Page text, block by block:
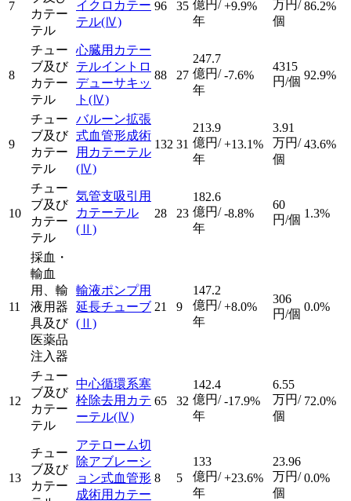
7
カテー
テル
イクロカテー
テル(Ⅳ)
96 35 億円/
年
+9.9%
万円/
個
86.2%
8
チュー
ブ及び
カテー
テル
心臓用カテー
テルイントロ
デューサキッ
ト (Ⅳ)
88 27
247.7
億円/
年
-7.6%
4315
円/個 92.9%
9
チュー
ブ及び
カテー
テル
バルーン拡張
式血管形成術
用カテーテル
(Ⅳ)
132 31
213.9
億円/
年
+13.1%
3.91
万円/
個
43.6%
10
チュー
ブ及び
カテー
テル
気管支吸引用
カテーテル
(Ⅱ)
28 23
182.6
億円/
年
-8.8%
60
円/個 1.3%
11
採血・
輸血
用、輸
液用器
具及び
医薬品
注入器
輸液ポンプ用
延長チューブ
(Ⅱ)
21 9
147.2
億円/
年
+8.0%
306
円/個
0.0%
12
チュー
ブ及び
カテー
テル
中心循環系塞
栓除去用カテ
ーテル(Ⅳ)
65 32
142.4
億円/
年
-17.9%
6.55
万円/
個
72.0%
13
チュー
ブ及び
カテー
アテローム切
除アブレーシ
ョン式血管形
成術用カテー
8 5
133
億円/
年
+23.6%
23.96
万円/
個
0.0%